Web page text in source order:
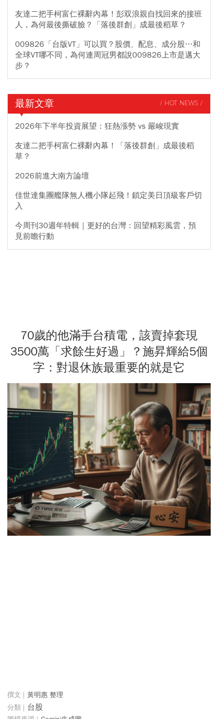
友達二把手柯富仁裸辭內幕！彭双浪親自找回來的接班
人，為何最後撕破臉？「落後群創」成最後稻草？
009826「台版VT」可以買？股價、配息、成分股…和
全球VT哪不同，為何連周冠男都說009826上市是邁大
步？
最新文章 / HOT NEWS /
2026年下半年投資展望：狂熱漲勢 vs 嚴峻現實
友達二把手柯富仁裸辭內幕！「落後群創」成最後稻
草？
2026前進大南方論壇
佳世達集團艦隊無人機小隊起飛！鎖定美日頂級客戶切
入
今周刊30週年特輯｜更好的台灣：回望精彩風雲，預
見前瞻行動
70歲的他滿手台積電，該賣掉套現
3500萬「求餘生好過」？施昇輝給5個
字：對退休族最重要的就是它
黃明惠 整理
台股